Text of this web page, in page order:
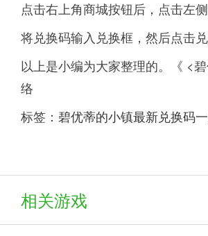
点击右上角商城按钮后，点击左侧
将兑换码输入兑换框，然后点击
以上是小编为大家整理的。《 <
络
标签： 碧优蒂的小镇最新兑换码
相关游戏